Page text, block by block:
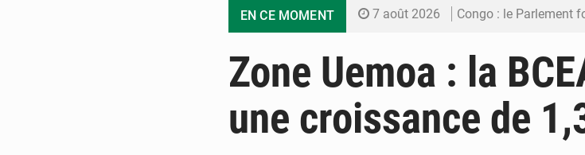
EN CE MOMENT 7 août 2026 Congo : le Parlement formule
7 août 2026 Congo : la Grande foire
7 août 2026 Congo-RDC : Brazzaville et
Zone Uemoa : la
une croissance de